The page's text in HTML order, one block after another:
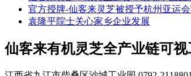
官方授牌-仙客来灵芝被授予杭州亚运
袁隆平院士关心家乡企业发展
仙客来有机灵芝全产业链可